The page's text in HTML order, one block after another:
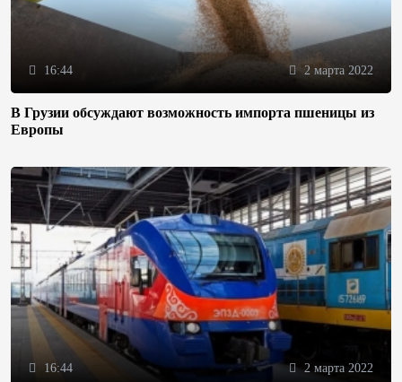
16:44 2 марта 2022
В Грузии обсуждают возможность импорта пшеницы из
Европы
16:44 2 марта 2022